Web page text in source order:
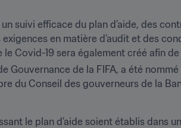
un suivi efficace du plan d’aide, des
en matière d’audit et des
Covid-19 sera également créé afin
Gouvernance de la FIFA, a été
du Conseil des gouverneurs de la
le plan d’aide soient établis dans